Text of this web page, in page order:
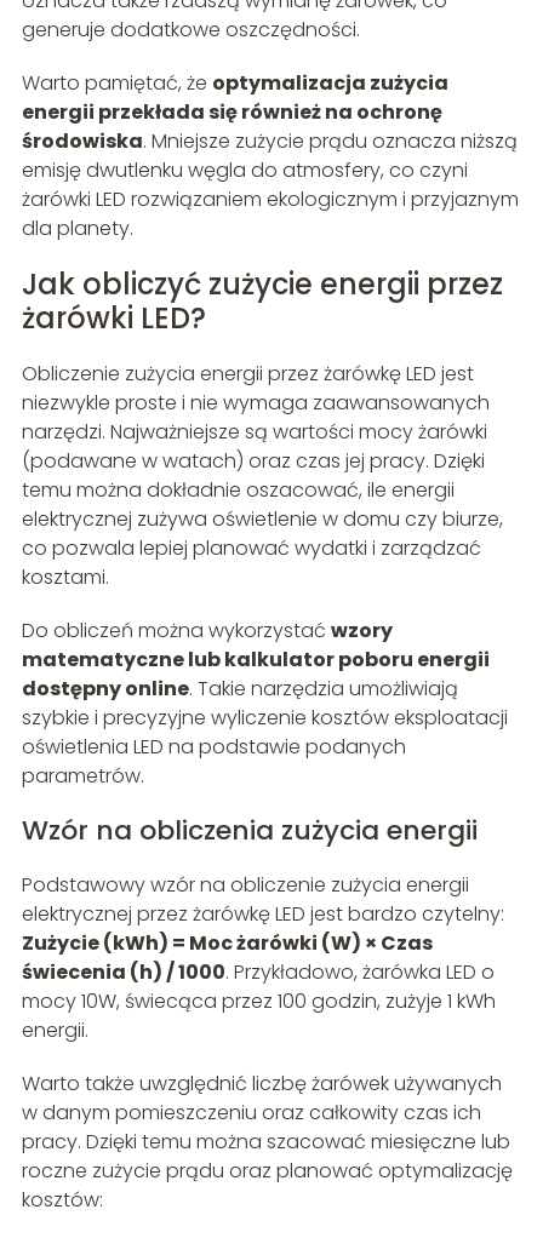
generuje dodatkowe oszczędności.
Warto pamiętać, że optymalizacja zużycia
energii przekłada się również na ochronę
środowiska. Mniejsze zużycie prądu oznacza niższą
emisję dwutlenku węgla do atmosfery, co czyni
żarówki LED rozwiązaniem ekologicznym i przyjaznym
dla planety.
Jak obliczyć zużycie energii przez
żarówki LED?
Obliczenie zużycia energii przez żarówkę LED jest
niezwykle proste i nie wymaga zaawansowanych
narzędzi. Najważniejsze są wartości mocy żarówki
(podawane w watach) oraz czas jej pracy. Dzięki
temu można dokładnie oszacować, ile energii
elektrycznej zużywa oświetlenie w domu czy biurze,
co pozwala lepiej planować wydatki i zarządzać
kosztami.
Do obliczeń można wykorzystać wzory
matematyczne lub kalkulator poboru energii
dostępny online. Takie narzędzia umożliwiają
szybkie i precyzyjne wyliczenie kosztów eksploatacji
oświetlenia LED na podstawie podanych
parametrów.
Wzór na obliczenia zużycia energii
Podstawowy wzór na obliczenie zużycia energii
elektrycznej przez żarówkę LED jest bardzo czytelny:
Zużycie (kWh) = Moc żarówki (W) × Czas
świecenia (h) / 1000. Przykładowo, żarówka LED o
mocy 10W, świecąca przez 100 godzin, zużyje 1 kWh
energii.
Warto także uwzględnić liczbę żarówek używanych
w danym pomieszczeniu oraz całkowity czas ich
pracy. Dzięki temu można szacować miesięczne lub
roczne zużycie prądu oraz planować optymalizację
kosztów: